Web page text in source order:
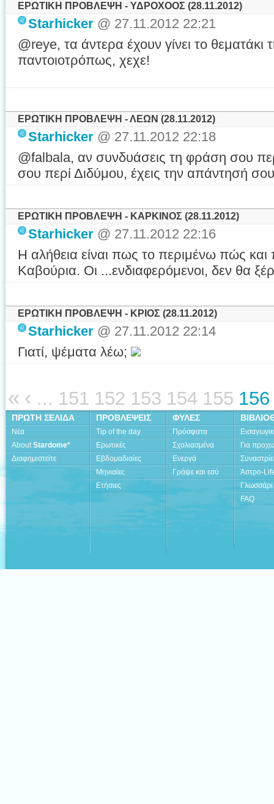
ΕΡΩΤΙΚΗ ΠΡΟΒΛΕΨΗ - ΥΔΡΟΧΟΟΣ (28.11.2012)
Starhicker @ 27.11.2012 22:21
@reye, τα άντερα έχουν γίνει το
παντοιοτρόπως, χεχε!
ΕΡΩΤΙΚΗ ΠΡΟΒΛΕΨΗ - ΛΕΩΝ (28.11.2012)
Starhicker @ 27.11.2012 22:18
@falbala, αν συνδυάσεις τη φράση σου
σου περί Διδύμου, έχεις την απάντησή
ΕΡΩΤΙΚΗ ΠΡΟΒΛΕΨΗ - ΚΑΡΚΙΝΟΣ (28.11.2012)
Starhicker @ 27.11.2012 22:16
Η αλήθεια είναι πως το περιμένω πώς
Καβούρια. Οι ...ενδιαφερόμενοι, δεν θα
ΕΡΩΤΙΚΗ ΠΡΟΒΛΕΨΗ - ΚΡΙΟΣ (28.11.2012)
Starhicker @ 27.11.2012 22:14
Γιατί, ψέματα λέω;
« ‹ ... 151 152 153 154 155 156
ΠΡΩΤΗ ΣΕΛΙΔΑ
Νέα
AboutStardome*
Διαφημιστείτε
ΠΡΟΒΛΕΨΕΙΣ
Tip of the day
Ερωτικές
Εβδομαδιαίες
Μηνιαίες
Ετήσιες
ΦΥΛΕΣ
Πρόσφατα
Σχολιασμένα
Ενεργά
Γράψε και εσύ
Για
Άστρο-
Γλωσσάρι
FAQ